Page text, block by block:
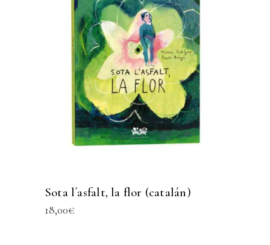
Sota l´asfalt, la flor (catalán)
18,00€